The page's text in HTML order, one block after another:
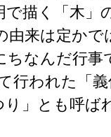
で描く「木」
由来は定か
ちなんだ行事
行われた「
り」とも呼